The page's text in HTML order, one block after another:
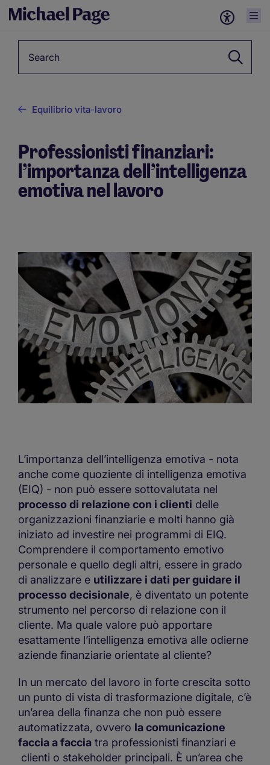
Equilibrio vita-lavoro
Professionisti finanziari:
l’importanza dell’intelligenza
emotiva nel lavoro
L’importanza dell’intelligenza emotiva - nota
anche come quoziente di intelligenza emotiva
(EIQ) - non può essere sottovalutata nel
processo di relazione con i clienti delle
organizzazioni finanziarie e molti hanno già
iniziato ad investire nei programmi di EIQ.
Comprendere il comportamento emotivo
personale e quello degli altri, essere in grado
di analizzare e utilizzare i dati per guidare il
processo decisionale, è diventato un potente
strumento nel percorso di relazione con il
cliente. Ma quale valore può apportare
esattamente l’intelligenza emotiva alle odierne
aziende finanziarie orientate al cliente?
In un mercato del lavoro in forte crescita sotto
un punto di vista di trasformazione digitale, c’è
un’area della finanza che non può essere
automatizzata, ovvero la comunicazione
faccia a faccia tra professionisti finanziari e
clienti o stakeholder principali. È un’area che